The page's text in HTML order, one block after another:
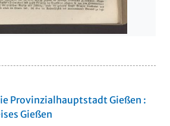
Provinzialhauptstadt Gießen :
Gießen